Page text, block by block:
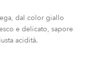
dal color giallo
e delicato, sapore
acidità.